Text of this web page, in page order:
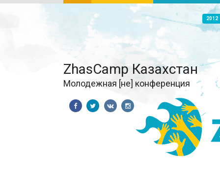
2012
ZhasCamp Казахстан
Молодежная [не] конференция